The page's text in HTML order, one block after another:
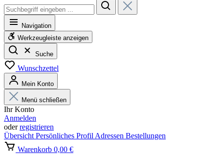
Navigation
Werkzeugleiste anzeigen
Suche
Wunschzettel
Mein Konto
Menü schließen
Ihr Konto
Anmelden
oderregistrieren
Übersicht Persönliches Profil Adressen Bestellungen
Warenkorb 0,00 €